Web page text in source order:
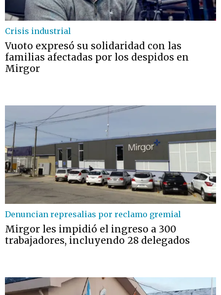
Crisis industrial
Vuoto expresó su solidaridad con las
familias afectadas por los despidos en
Mirgor
Denuncian represalias por reclamo gremial
Mirgor les impidió el ingreso a 300
trabajadores, incluyendo 28 delegados